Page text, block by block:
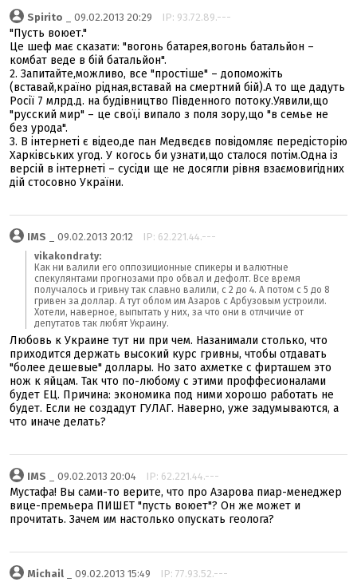
Spirito _ 09.02.2013 20:29 IP: 93.72.89.---
"Пусть воюет."
Це шеф має сказати: "вогонь батарея,вогонь батальйон –
комбат веде в бій батальйон".
2. Запитайте,можливо, все "простіше" – допоможіть
(вставай,країно рідная,вставай на смертний бій).А то ще дадуть
Росії 7 млрд.д. на будівництво Південного потоку.Уявили,що
"русский мир" – це свої,і випало з поля зору,що "в семье не
без урода".
3. В інтернеті є відео,де пан Медвєдєв повідомляє передісторію
Харківських угод. У когось би узнати,що сталося потім.Одна із
версій в інтернеті – сусіди ще не досягли рівня взаємовигідних
дій стосовно України.
IMS _ 09.02.2013 20:12 IP: 62.221.44.---
vikakondraty:
Как ни валили его оппозиционные спикеры и валютные
спекулянтами прогнозами про обвал и дефолт. Все время
получалось и гривну так славно валили, с 2 до 4. А потом с 5 до 8
гривен за доллар. А тут облом им Азаров с Арбузовым устроили.
Хотели, наверное, выпытать у них, за что они в отлчичие от
депутатов так любят Украину.
Любовь к Украине тут ни при чем. Назанимали столько, что
приходится держать высокий курс гривны, чтобы отдавать
"более дешевые" доллары. Но зато ахметке с фирташем это
нож к яйцам. Так что по-любому с этими проффесионалами
будет ЕЦ. Причина: экономика под ними хорошо работать не
будет. Если не создадут ГУЛАГ. Наверно, уже задумываются, а
что иначе делать?
IMS _ 09.02.2013 20:04 IP: 62.221.44.---
Мустафа! Вы сами-то верите, что про Азарова пиар-менеджер
вице-премьера ПИШЕТ "пусть воюет"? Он же может и
прочитать. Зачем им настолько опускать геолога?
Michail _ 09.02.2013 15:49 IP: 77.93.52.---